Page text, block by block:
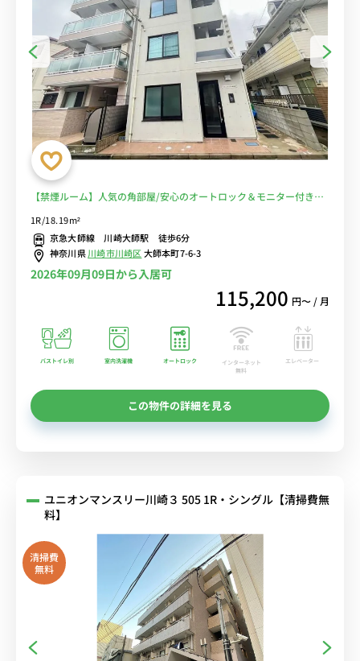
【禁煙ルーム】人気の角部屋/安心のオートロック＆モニター付きイ
り収納2ドア冷蔵庫など生活家電のあるお部屋■選べるWi-Fi格安レン
タル中！
1R/18.19m²
京急大師線 川崎大師駅 徒歩6分
神奈川県川崎市川崎区大師本町7-6-3
2026年09月09日から入居可
115,200 円〜 / 月
バストイレ別 室内洗濯機 オートロック
インターネット
無料
エレベーター
この物件の詳細を見る
ユニオンマンスリー川崎３ 505 1R・シングル【清掃費無
料】
清掃費
無料